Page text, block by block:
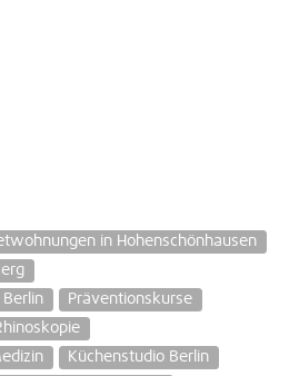
in Hohenschönhausen
Präventionskurse
Küchenstudio Berlin